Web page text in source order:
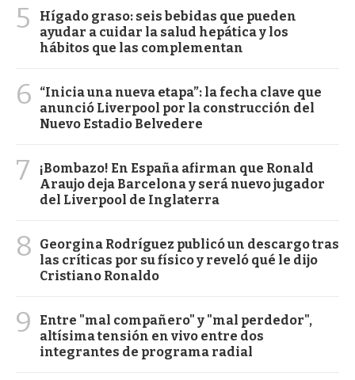
5
Hígado graso: seis bebidas que pueden
ayudar a cuidar la salud hepática y los
hábitos que las complementan
6
“Inicia una nueva etapa”: la fecha clave que
anunció Liverpool por la construcción del
Nuevo Estadio Belvedere
7
¡Bombazo! En España afirman que Ronald
Araujo deja Barcelona y será nuevo jugador
del Liverpool de Inglaterra
8
Georgina Rodríguez publicó un descargo tras
las críticas por su físico y reveló qué le dijo
Cristiano Ronaldo
9
Entre "mal compañero" y "mal perdedor",
altísima tensión en vivo entre dos
integrantes de programa radial